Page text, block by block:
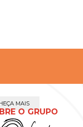
MAIS
O GRUPO